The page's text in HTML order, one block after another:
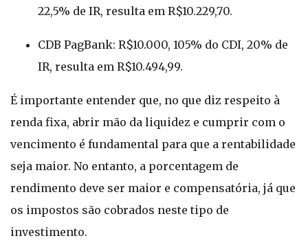
22,5% de IR, resulta em R$10.229,70.
CDB PagBank: R$10.000, 105% do CDI, 20% de
IR, resulta em R$10.494,99.
É importante entender que, no que diz respeito à
renda fixa, abrir mão da liquidez e cumprir com o
vencimento é fundamental para que a rentabilidade
seja maior. No entanto, a porcentagem de
rendimento deve ser maior e compensatória, já que
os impostos são cobrados neste tipo de
investimento.